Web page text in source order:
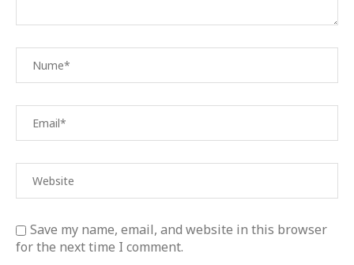
Save my name, email, and website in this browser
for the next time I comment.